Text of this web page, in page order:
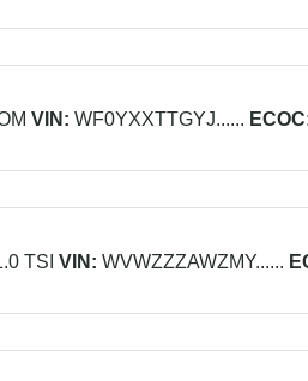
VIN: WF0YXXTTGYJ......
TSI VIN: WVWZZZAWZMY......